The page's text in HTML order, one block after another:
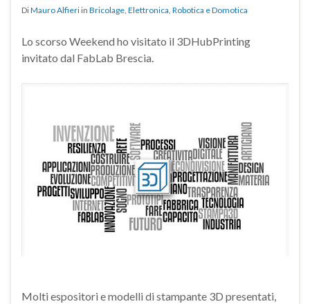
DiMauro Alfieri in Bricolage, Elettronica, Robotica e Domotica
Lo scorso Weekend ho visitato il 3DHubPrinting
invitato dal FabLab Brescia.
Molti espositori e modelli di stampante 3D presentati,